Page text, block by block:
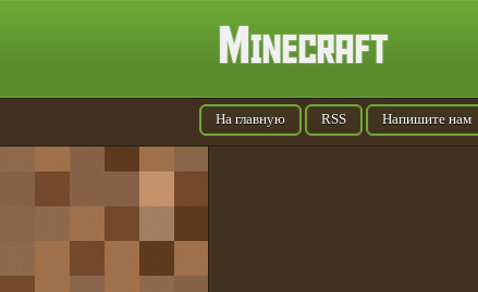
На главную RSS Напишите нам